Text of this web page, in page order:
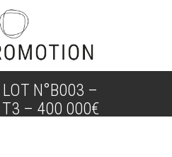
N°B003 –
T3 – 400 000€